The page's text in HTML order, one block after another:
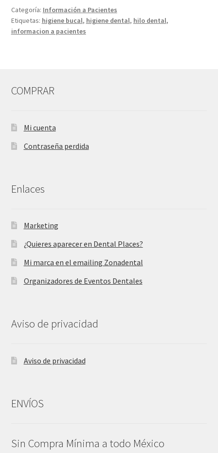
Categoría: Información a Pacientes
Etiquetas: higiene bucal, higiene dental, hilo dental,
informacion a pacientes
COMPRAR
Mi cuenta
Contraseña perdida
Enlaces
Marketing
¿Quieres aparecer en Dental Places?
Mi marca en el emailing Zonadental
Organizadores de Eventos Dentales
Aviso de privacidad
Aviso de privacidad
ENVÍOS
Sin Compra Mínima a todo México